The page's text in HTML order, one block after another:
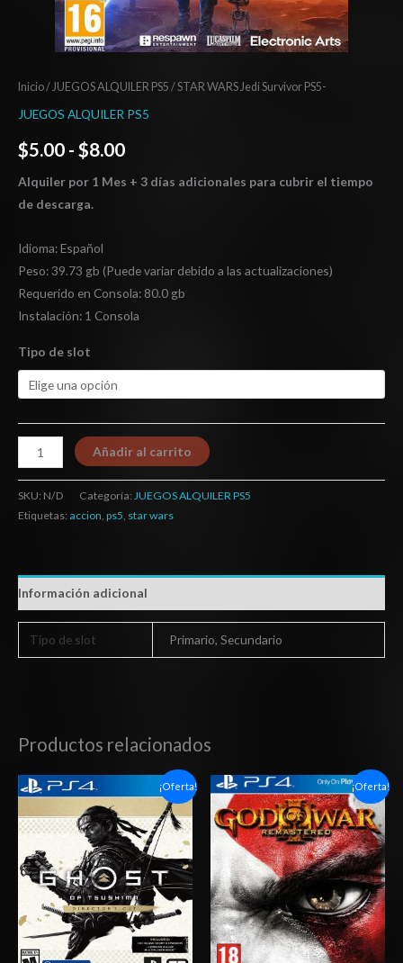
Inicio/ JUEGOS ALQUILER PS5 / STAR WARS Jedi Survivor PS5-
JUEGOS ALQUILER PS5
$5.00 - $8.00
Alquiler por 1 Mes + 3 días adicionales para cubrir el tiempo
de descarga.
Idioma: Español
Peso: 39.73 gb (Puede variar debido a las actualizaciones)
Requerido en Consola: 80.0 gb
Instalación: 1 Consola
Tipo de slot
Añadir al carrito
SKU: N/D Categoría: JUEGOS ALQUILER PS5
Etiquetas: accion, ps5, star wars
Información adicional
Tipo de slot Primario, Secundario
Productos relacionados
¡Oferta!
de
precios:
desde
$14.03
hasta
$20.03
¡Oferta!
Rango
de
precios:
desde
$6.03
hasta
$10.03